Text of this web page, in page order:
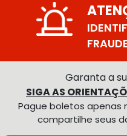
Garanta a
SIGA AS
Pague boletos apenas
compartilhe seus